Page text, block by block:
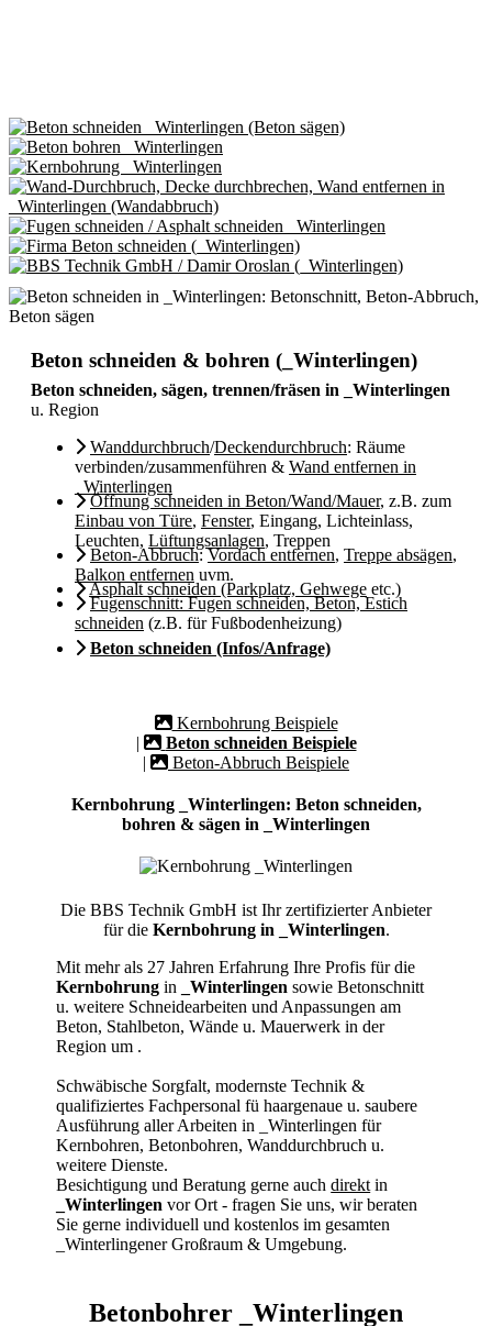
Beton schneiden & bohren (_Winterlingen)
Beton schneiden, sägen, trennen/fräsen in _Winterlingen
u. Region
Wanddurchbruch/Deckendurchbruch: Räume
verbinden/zusammenführen & Wand entfernen in
_Winterlingen
Öffnung schneiden in Beton/Wand/Mauer, z.B. zum
Einbau von Türe, Fenster, Eingang, Lichteinlass,
Leuchten, Lüftungsanlagen, Treppen
Beton-Abbruch:Vordach entfernen, Treppe absägen,
Balkon entfernen uvm.
Asphalt schneiden (Parkplatz, Gehwege etc.)
Fugenschnitt: Fugen schneiden, Beton, Estich
schneiden (z.B. für Fußbodenheizung)
Beton schneiden (Infos/Anfrage)
Kernbohrung Beispiele
|
Beton schneiden Beispiele
|
Beton-Abbruch Beispiele
Kernbohrung _Winterlingen: Beton schneiden,
bohren & sägen in _Winterlingen
Die BBS Technik GmbH ist Ihr zertifizierter Anbieter
für die Kernbohrung in _Winterlingen.
Mit mehr als 27 Jahren Erfahrung Ihre Profis für die
Kernbohrung in _Winterlingen sowie Betonschnitt
u. weitere Schneidearbeiten und Anpassungen am
Beton, Stahlbeton, Wände u. Mauerwerk in der
Region um .
Schwäbische Sorgfalt, modernste Technik &
qualifiziertes Fachpersonalfü haargenaue u. saubere
Ausführung aller Arbeitenin _Winterlingen für
Kernbohren, Betonbohren, Wanddurchbruch u.
weitere Dienste.
Besichtigung und Beratung gerne auchdirekt in
_Winterlingen vor Ort - fragen Sie uns, wir beraten
Sie gerne individuell und kostenlos im gesamten
_Winterlingener Großraum & Umgebung.
Betonbohrer _Winterlingen